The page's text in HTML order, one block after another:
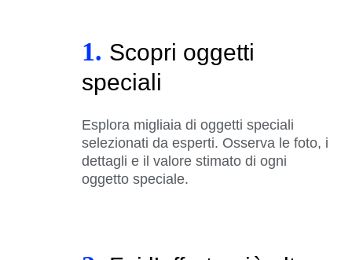
1. Scopri oggetti
speciali
Esplora migliaia di oggetti speciali
selezionati da esperti. Osserva le foto, i
dettagli e il valore stimato di ogni
oggetto speciale.